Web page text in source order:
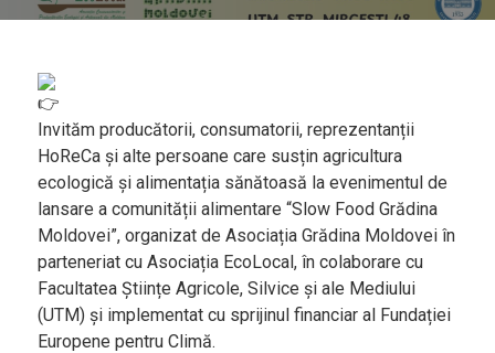
Toate rețetele
Bucătării
Românească
Internațională
Europeană
Italiană
Nord-Americană
Mexicană
Invităm producătorii, consumatorii, reprezentanții
HoReCa şi alte persoane care susțin agricultura
ecologică şi alimentația sănătoasă la evenimentul de
lansare a comunității alimentare “Slow Food Grădina
Moldovei”, organizat de Asociația Grădina Moldovei în
parteneriat cu Asociația EcoLocal, în colaborare cu
Facultatea Științe Agricole, Silvice şi ale Mediului
(UTM) și implementat cu sprijinul financiar al Fundației
Europene pentru Climă.